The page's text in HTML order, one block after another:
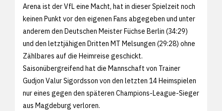
Arena ist der VfL eine Macht, hat in dieser Spielzeit noch
keinen Punkt vor den eigenen Fans abgegeben und unter
anderem den Deutschen Meister Füchse Berlin (34:29)
und den letztjähigen Dritten MT Melsungen (29:28) ohne
Zählbares auf die Heimreise geschickt.
Saisonübergreifend hat die Mannschaft von Trainer
Gudjon Valur Sigordsson von den letzten 14 Heimspielen
nur eines gegen den späteren Champions-League-Sieger
aus Magdeburg verloren.